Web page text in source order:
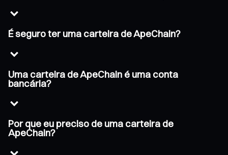
É seguro ter uma carteira de ApeChain?
Uma carteira de ApeChain é uma conta
bancária?
Por que eu preciso de uma carteira de
ApeChain?